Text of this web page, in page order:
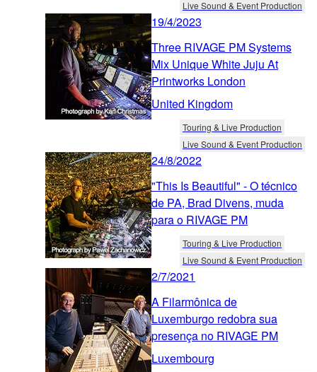
Live Sound & Event Production
19/4/2023
Three RIVAGE PM Systems
Mix Unique White Juju At
Printworks London
United Kingdom
Touring & Live Production
Live Sound & Event Production
24/8/2022
"This Is Beautiful" - O técnico
de PA, Brad Divens, muda
para o RIVAGE PM
Touring & Live Production
Live Sound & Event Production
2/7/2021
A Filarmônica de
Luxemburgo redobra sua
presença no RIVAGE PM
Luxembourg